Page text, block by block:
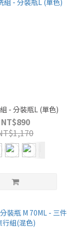
- 分裝瓶L (單色)
NT$890